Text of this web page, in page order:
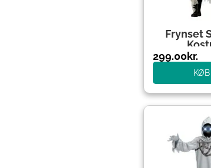
Frynset
299.00kr.